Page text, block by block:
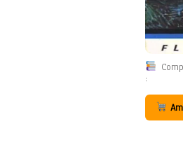
: